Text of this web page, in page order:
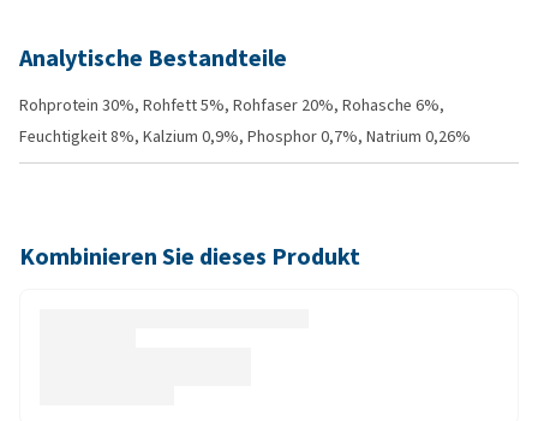
Analytische Bestandteile
Rohprotein 30%, Rohfett 5%, Rohfaser 20%, Rohasche 6%,
Feuchtigkeit 8%, Kalzium 0,9%, Phosphor 0,7%, Natrium 0,26%
Kombinieren Sie dieses Produkt